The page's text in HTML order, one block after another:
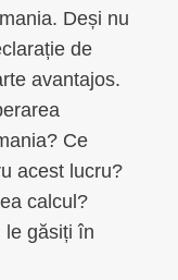
Deși nu
de
avantajos.
Ce
acest lucru?
calcul?
le găsiți în